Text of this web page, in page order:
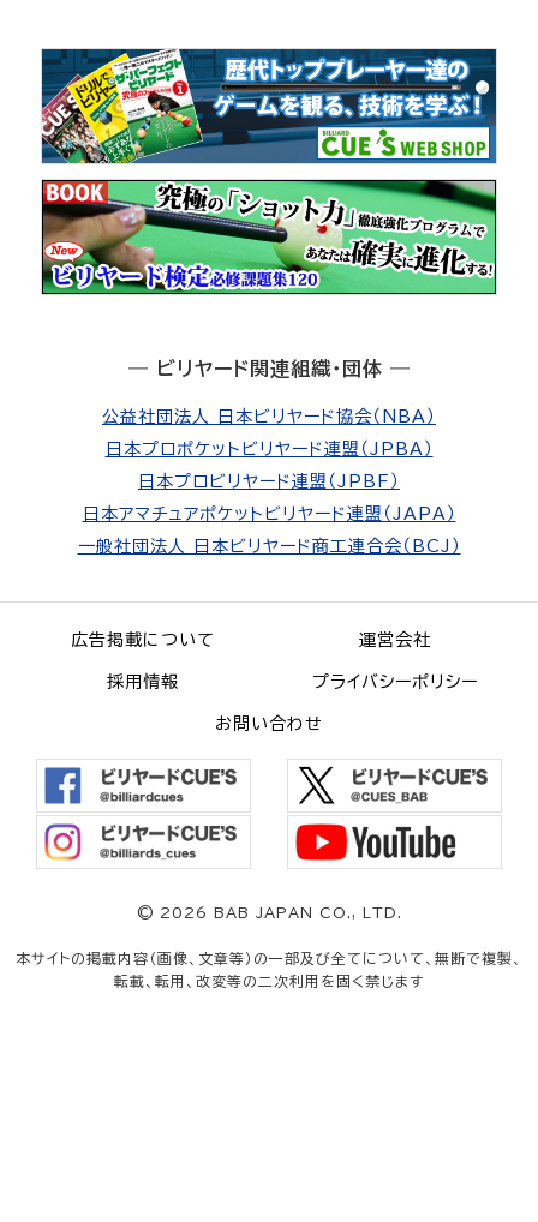
― ビリヤード関連組織・団体 ―
公益社団法人 日本ビリヤード協会（NBA）
日本プロポケットビリヤード連盟（JPBA）
日本プロビリヤード連盟（JPBF）
日本アマチュアポケットビリヤード連盟（JAPA）
一般社団法人 日本ビリヤード商工連合会（BCJ）
広告掲載について 運営会社
採用情報 プライバシーポリシー
お問い合わせ
© 2026 BAB JAPAN CO., LTD.
本サイトの掲載内容（画像、文章等）の一部及び全てについて、無断で複製、
転載、転用、改変等の二次利用を固く禁じます